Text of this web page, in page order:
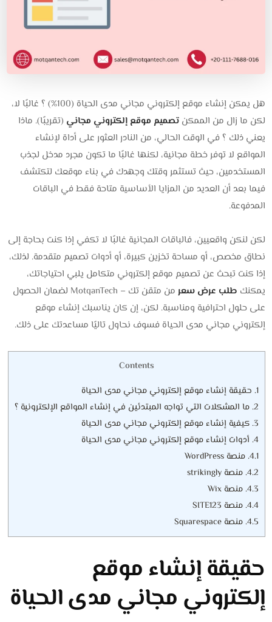
هل يمكن إنشاء موقع إلكتروني مجاني مدى الحياة (100%) ؟ غالبًا لا،
لكن ما زال من الممكنتصميم موقع إلكتروني مجاني (تقريبًا). ماذا
يعني ذلك ؟ في الوقت الحالي، من النادر العثور على أداة لإنشاء
المواقع لا توفر خطة مجانية، لكنها غالبًا ما تكون مجرد مدخل لجذب
المستخدمين، حيث تستثمر وقتك وجهدك في بناء موقعك لتكتشف
فيما بعد أن العديد من المزايا الأساسية متاحة فقط في الباقات
المدفوعة.
لكن لنكن واقعيين، فالباقات المجانية غالبًا لا تكفي إذا كنت بحاجة إلى
نطاق مخصص، أو مساحة تخزين كبيرة، أو أدوات تصميم متقدمة. لذلك،
إذا كنت تبحث عن تصميم موقع إلكتروني متكامل يلبي احتياجاتك،
يمكنك طلب عرض سعر
من متقن تك – MotqanTech لضمان الحصول
على حلول احترافية ومناسبة. لكن، إن كان يناسبك إنشاء موقع
إلكتروني مجاني مدى الحياة فسوف نحاول تاليًا مساعدتك على ذلك.
Contents
1. حقيقة إنشاء موقع إلكتروني مجاني مدى الحياة
2. ما المشكلات التي تواجه المبتدئين في إنشاء المواقع الإلكترونية ؟
3. كيفية إنشاء موقع إلكتروني مجاني مدى الحياة
4. أدوات إنشاء موقع إلكتروني مجاني مدى الحياة
4.1. منصة WordPress
4.2. منصة strikingly
4.3. منصة Wix
4.4. منصة SITE123
4.5. منصة Squarespace
حقيقة إنشاء موقع
إلكتروني مجاني مدى الحياة